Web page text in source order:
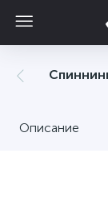
Описание